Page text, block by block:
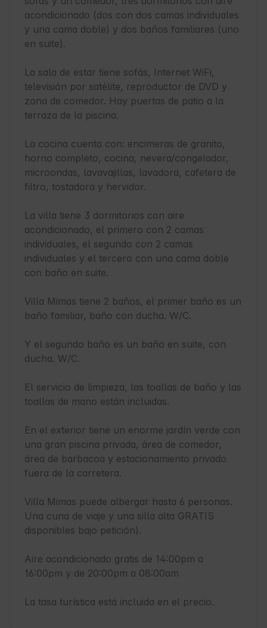
acondicionado (dos con dos camas individuales
y una cama doble) y dos baños familiares (uno
en suite).
La sala de estar tiene sofás, Internet WiFi,
televisión por satélite, reproductor de DVD y
zona de comedor. Hay puertas de patio a la
terraza de la piscina.
La cocina cuenta con: encimeras de granito,
horno completo, cocina, nevera/congelador,
microondas, lavavajillas, lavadora, cafetera de
filtro, tostadora y hervidor.
La villa tiene 3 dormitorios con aire
acondicionado, el primero con 2 camas
individuales, el segundo con 2 camas
individuales y el tercero con una cama doble
con baño en suite.
Villa Mimas tiene 2 baños, el primer baño es un
baño familiar, baño con ducha. W/C.
Y el segundo baño es un baño en suite, con
ducha. W/C.
El servicio de limpieza, las toallas de baño y las
toallas de mano están incluidas.
En el exterior tiene un enorme jardín verde con
una gran piscina privada, área de comedor,
área de barbacoa y estacionamiento privado
fuera de la carretera.
Villa Mimas puede albergar hasta 6 personas.
Una cuna de viaje y una silla alta GRATIS
disponibles bajo petición).
Aire acondicionado gratis de 14:00pm a
16:00pm y de 20:00pm a 08:00am
La tasa turística está incluida en el precio.